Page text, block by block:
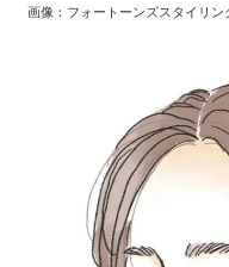
画像：フォートーンズスタイリ